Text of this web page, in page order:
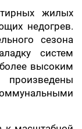
жилых
недогрев.
сезона
систем
высоким